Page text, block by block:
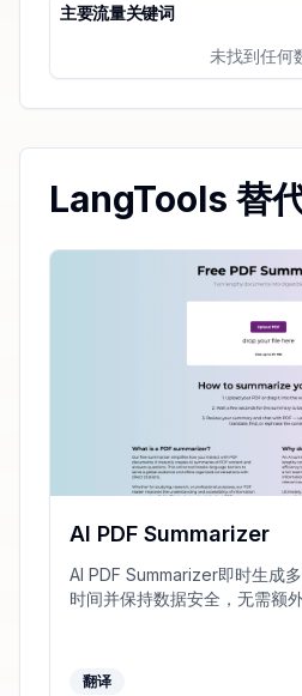
主要流量关键词
未找到任何
LangTools 替
AI PDF Summarizer
AI PDF Summarizer即时生成
时间并保持数据安全，无需额外
翻译